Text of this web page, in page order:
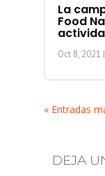
La
Food
Oct 8, 2021
« Entradas
DEJA